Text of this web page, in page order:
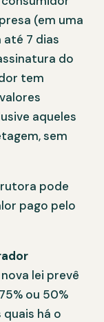
(em uma
7 dias
do
tem
aqueles
sem
pode
pago pelo
nova lei prevê
ou 50%
há o